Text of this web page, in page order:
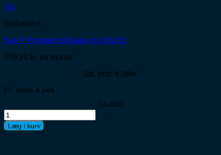
Vis
Sodavand
San P Pompelmo/Grape ds 24x33c
159,90 kr. ex moms
Stk. pris: 6,66kr.
Ex. moms & pant
24x33cl
San
P
Pompelmo/Grape
Læg i kurv